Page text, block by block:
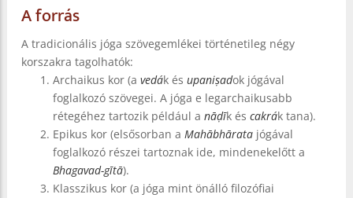
A forrás
A tradicionális jóga szövegemlékei történetileg négy
korszakra tagolhatók:
Archaikus kor (a vedák és upaniṣadok jógával
foglalkozó szövegei. A jóga e legarchaikusabb
rétegéhez tartozik például a nāḍīk és cakrák tana).
Epikus kor (elsősorban a Mahābhārata jógával
foglalkozó részei tartoznak ide, mindenekelőtt a
Bhagavad-gītā).
Klasszikus kor (a jóga mint önálló filozófiai